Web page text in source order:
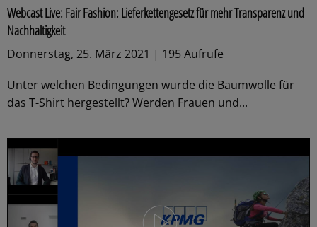
Webcast Live: Fair Fashion: Lieferkettengesetz für mehr Transparenz und
Nachhaltigkeit
Donnerstag, 25. März 2021 | 195 Aufrufe
Unter welchen Bedingungen wurde die Baumwolle für
das T-Shirt hergestellt? Werden Frauen und...